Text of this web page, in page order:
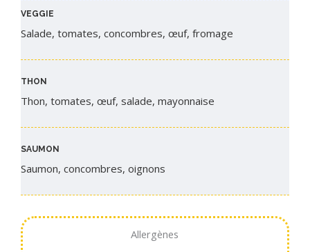
VEGGIE
Salade, tomates, concombres, œuf, fromage
THON
Thon, tomates, œuf, salade, mayonnaise
SAUMON
Saumon, concombres, oignons
Allergènes